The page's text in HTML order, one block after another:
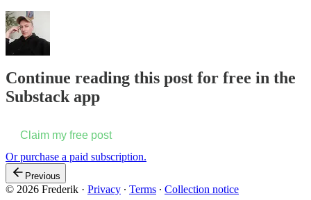
Continue reading this post for free in the
Substack app
Claim my free post
Or purchase a paid subscription.
Previous
© 2026 Frederik · Privacy ∙ Terms ∙ Collection notice